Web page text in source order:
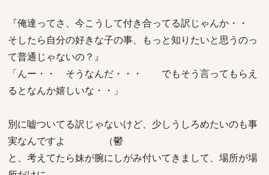
『俺達ってさ、今こうして付き合ってる訳じゃんか・・
そしたら自分の好きな子の事、もっと知りたいと思うのっ
て普通じゃないの？』
「んー・・ そうなんだ・・・ でもそう言ってもらえ
るとなんか嬉しいな・・」
別に嘘ついてる訳じゃないけど、少しうしろめたいのも事
実なんですよ （鬱
と、考えてたら妹が腕にしがみ付いてきまして、場所が場